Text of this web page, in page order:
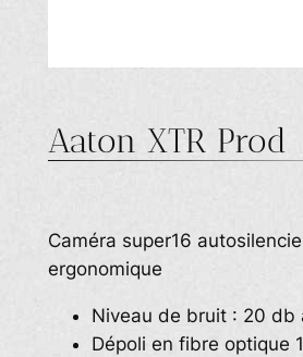
Aaton XTR Prod
Caméra super16
ergonomique
Niveau de bruit : 20 db
Dépoli en fibre optique